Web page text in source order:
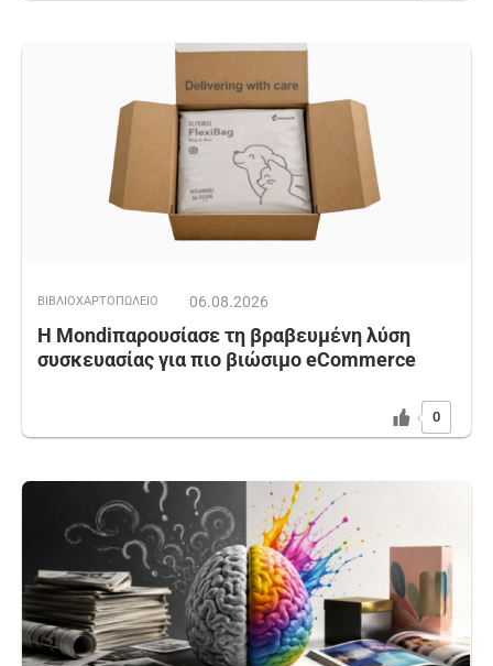
ΒΙΒΛΙΟΧΑΡΤΟΠΩΛΕΙΟ 06.08.2026
Η Mondiπαρουσίασε τη βραβευμένη λύση
συσκευασίας για πιο βιώσιμο eCommerce
0